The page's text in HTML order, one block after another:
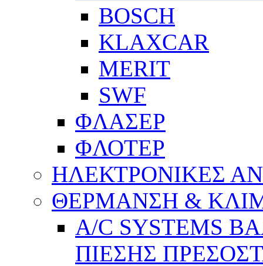
BOSCH
KLAXCAR
MERIT
SWF
ΦΛΑΣΕΡ
ΦΛΟΤΕΡ
ΗΛΕΚΤΡΟΝΙΚΕΣ
ΘΕΡΜΑΝΣΗ &
A/C SYSTEMS
ΠΙΕΣΗΣ